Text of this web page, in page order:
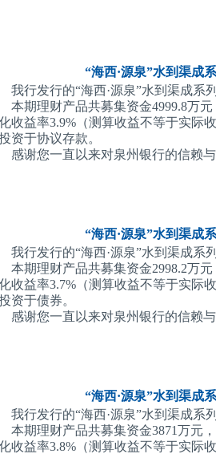
“海西·源泉”水到渠成
我行发行的“海西·源泉”水到渠成系
本期理财产品共募集资金4999.8万
收益率3.9%（测算收益不等于实际
资于协议存款。
感谢您一直以来对泉州银行的信赖
“海西·源泉”水到渠成
我行发行的“海西·源泉”水到渠成系
本期理财产品共募集资金2998.2万
收益率3.7%（测算收益不等于实际
资于债券。
感谢您一直以来对泉州银行的信赖
“海西·源泉”水到渠成
我行发行的“海西·源泉”水到渠成系
本期理财产品共募集资金3871万元
收益率3.8%（测算收益不等于实际